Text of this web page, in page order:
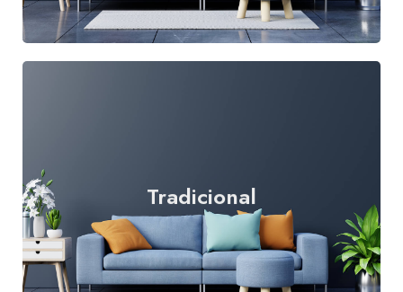
Tradicional
Leer más